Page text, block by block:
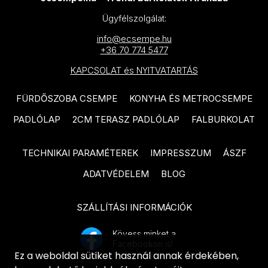
PARADYZ Sari termékcsalád
PARADYZ Bliss termékcsalád
PARADYZ Daybreak termékcsalád
PARADYZ Serene termékcsalád
PARADYZ Sweet termékcsalád
PARADYZ Silence termékcsalád
PARADYZ Elegant Surface
PARADYZ Carina termékcsalád
PARADYZ Mandala termékcsalád
ARTÉ Valerie termékcsalád
ARTÉ Etno termékcsalád
ARTÉ Amarena termékcsalád
ARTÉ Pueblo termékcsalád
ARTÉ Blackwall termékcsalád
MAINZU Patchwood termékcsalád
termékcsalád
MAINZU Nostalgy termékcsalád
MAINZU Versailles termékcsalád
MAINZU Fired termékcsalád
MAINZU Soft termékcsalád
Ügyfélszolgálat:
info@ecsempe.hu
+36 70 774 5477
KAPCSOLAT és NYITVATARTÁS
FÜRDŐSZOBA CSEMPE
KONYHA ÉS METROCSEMPE
PADLÓLAP
2CM TERASZ PADLÓLAP FALBURKOLAT
TECHNIKAI PARAMÉTEREK IMPRESSZUM
ÁSZF
ADATVÉDELEM
BLOG
SZÁLLÍTÁSI INFORMÁCIÓK
Kövess minket a
Facebookon is!
Ez a weboldal sütiket használ annak érdekében,